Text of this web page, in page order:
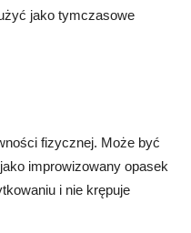
jako tymczasowe
fizycznej. Może być
improwizowany opasek
i nie krępuje